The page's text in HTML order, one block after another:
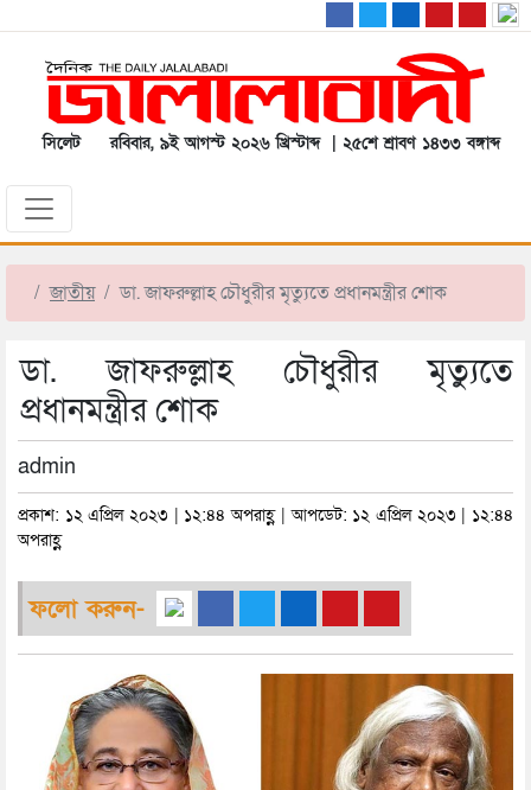
সিলেট রবিবার, ৯ই আগস্ট ২০২৬ খ্রিস্টাব্দ | ২৫শে শ্রাবণ ১৪৩৩ বঙ্গাব্দ
জাতীয় ডা. জাফরুল্লাহ চৌধুরীর মৃত্যুতে প্রধানমন্ত্রীর শোক
ডা. জাফরুল্লাহ চৌধুরীর মৃত্যুতে
প্রধানমন্ত্রীর শোক
admin
প্রকাশ: ১২ এপ্রিল ২০২৩ | ১২:৪৪ অপরাহ্ণ | আপডেট: ১২ এপ্রিল ২০২৩ | ১২:৪৪
অপরাহ্ণ
ফলো করুন-